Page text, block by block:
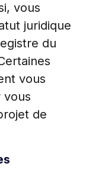
vous
juridique
du
vous
vous
de